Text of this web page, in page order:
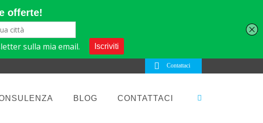
Contattaci
BLOG CONTATTACI